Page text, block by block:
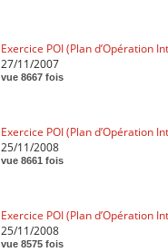
Exercice POI (Plan d’Opération
27/11/2007
vue 8667 fois
Exercice POI (Plan d’Opération
25/11/2008
vue 8661 fois
Exercice POI (Plan d’Opération
25/11/2008
vue 8575 fois